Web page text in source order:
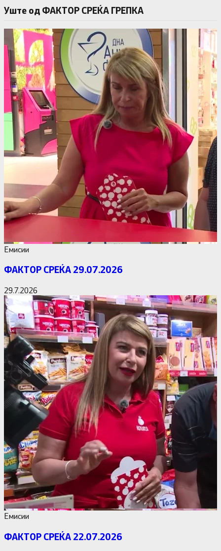
Уште од ФАКТОР СРЕЌА ГРЕПКА
Емисии
ФАКТОР СРЕЌА 29.07.2026
29.7.2026
Емисии
ФАКТОР СРЕЌА 22.07.2026